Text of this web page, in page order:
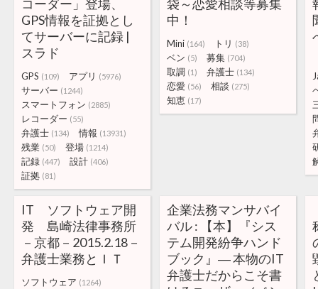
コーダー」登場、
GPS情報を証拠とし
てサーバーに記録 |
スラド
GPS (109) アプリ (5976)
サーバー (1244)
スマートフォン (2885)
レコーダー (55)
弁護士 (134) 情報 (13931)
残業 (50) 登場 (1214)
記録 (447) 設計 (406)
証拠 (81)
袋～恋愛相談等募集
中！
Mini (164) トリ (38)
ベン (5) 募集 (704)
取調 (1) 弁護士 (134)
恋愛 (56) 相談 (275)
知恵 (17)
IT ソフトウェア開
発 島崎法律事務所
－京都－2015.2.18－
弁護士業務とＩＴ
ソフトウェア (1264)
企業法務マンサバイ
バル : 【本】『シス
テム開発紛争ハンド
ブック』― 本物のIT
弁護士だからこそ書